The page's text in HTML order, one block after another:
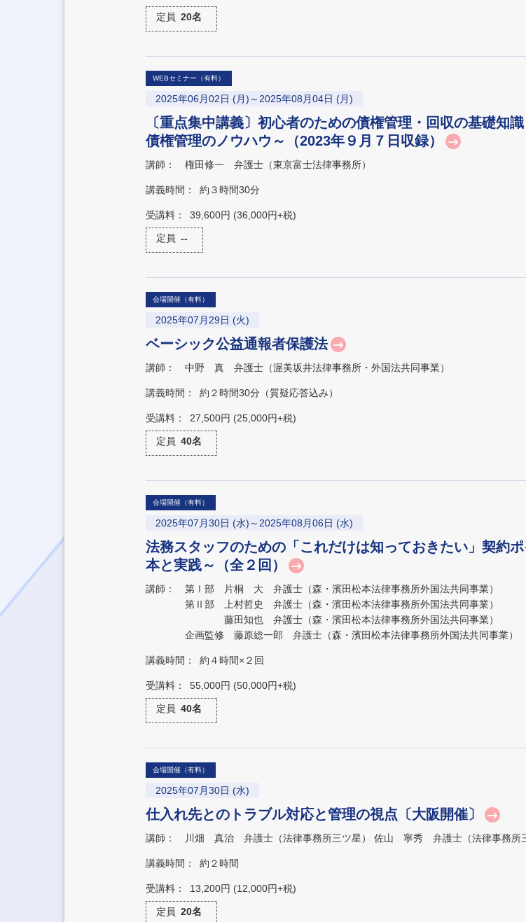
定員 20名
WEBセミナー（有料）
2025年06月02日 (月)～2025年08月04日 (月)
〔重点集中講義〕初心者のための債権管理・回収の基礎
債権管理のノウハウ～（2023年９月７日収録）
講師： 権田修一 弁護士（東京富士法律事務所）
講義時間： 約３時間30分
受講料： 39,600円 (36,000円+税)
定員 --
会場開催（有料）
2025年07月29日 (火)
ベーシック公益通報者保護法
講師： 中野 真 弁護士（渥美坂井法律事務所・外国法共同事業）
講義時間： 約２時間30分（質疑応答込み）
受講料： 27,500円 (25,000円+税)
定員 40名
会場開催（有料）
2025年07月30日 (水)～2025年08月06日 (水)
法務スタッフのための「これだけは知っておきたい」契約
本と実践～（全２回）
講師：
第Ⅰ部 片桐 大 弁護士（森・濱田松本法律事務所外国法共同事業）
第Ⅱ部 上村哲史 弁護士（森・濱田松本法律事務所外国法共同事業）
藤田知也 弁護士（森・濱田松本法律事務所外国法共同事業）
企画監修 藤原総一郎 弁護士（森・濱田松本法律事務所外国法共同事業）
講義時間： 約４時間×２回
受講料： 55,000円 (50,000円+税)
定員 40名
会場開催（有料）
2025年07月30日 (水)
仕入れ先とのトラブル対応と管理の視点〔大阪開催〕
講師： 川畑 真治 弁護士（法律事務所三ツ星） 佐山 寧秀 弁護士（法律事務所三
講義時間： 約２時間
受講料： 13,200円 (12,000円+税)
定員 20名